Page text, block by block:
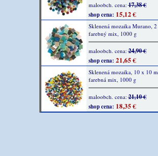
maloobch. cena:17,38 €
shop cena: 15,12 €
Sklenená mozaika Murano,
farebný mix, 1000 g
maloobch. cena:24,90 €
shop cena: 21,65 €
Sklenená mozaika, 10 x 10
farebná mix, 1000 g
maloobch. cena:21,10 €
shop cena: 18,35 €